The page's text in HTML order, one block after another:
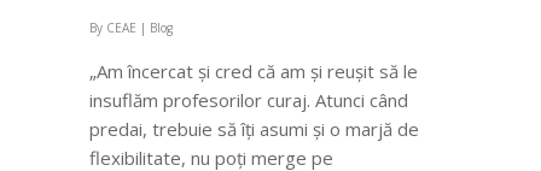
By CEAE | Blog
„Am încercat și cred că am și reușit să le
insuflăm profesorilor curaj. Atunci când
predai, trebuie să îți asumi și o marjă de
flexibilitate, nu poți merge pe